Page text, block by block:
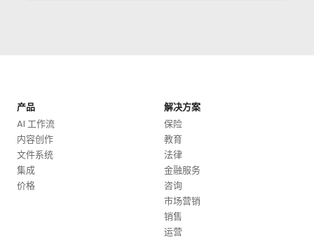
产品
AI 工作流
内容创作
文件系统
集成
价格
解决方案
保险
教育
法律
金融服务
咨询
市场营销
销售
运营